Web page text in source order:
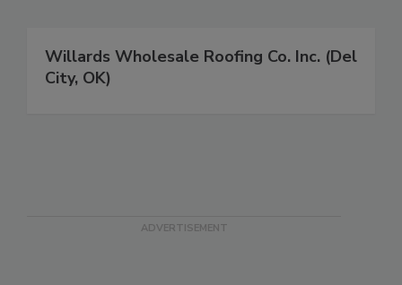
Willards Wholesale Roofing Co. Inc. (Del
City, OK)